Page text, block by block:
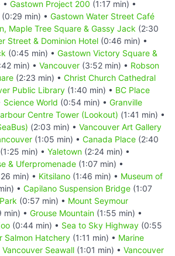
• Gastown Project 200 (1:17 min) •
(0:29 min) • Gastown Water Street Café
Maple Tree Square & Gassy Jack (2:30
Street & Dominion Hotel (0:46 min) •
(0:45 min) • Gastown Victory Square &
min) • Vancouver (3:52 min) • Robson
(2:23 min) • Christ Church Cathedral
Public Library (1:40 min) • BC Place
Science World (0:54 min) • Granville
Centre Tower (Lookout) (1:41 min) •
(2:03 min) • Vancouver Art Gallery
(1:05 min) • Canada Place (2:40
(1:25 min) • Yaletown (2:24 min) •
& Uferpromenade (1:07 min) •
min) • Kitsilano (1:46 min) • Museum of
• Capilano Suspension Bridge (1:07
(0:57 min) • Mount Seymour
min) • Grouse Mountain (1:55 min) •
(0:44 min) • Sea to Sky Highway (0:55
Salmon Hatchery (1:11 min) • Marine
Vancouver Seawall (1:01 min) • Vancouver